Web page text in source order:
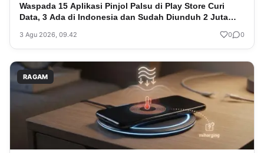
Waspada 15 Aplikasi Pinjol Palsu di Play Store Curi
Data, 3 Ada di Indonesia dan Sudah Diunduh 2 Juta
3 Agu 2026, 09.42 0 0
RAGAM